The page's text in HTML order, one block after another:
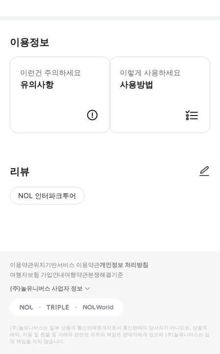
이용정보
이런건 주의하세요
유의사항
일기 예보를 확인하시고 물놀이에 적
이렇게 사용하세요
사용방법
리뷰
NOL 인터파크투어
입니
다.
높
은
순
동
영
상
순
상
이용약관위치기반서비스 이용약관개인정보 처리방침
여행자보험 가입안내여행약관분쟁해결기준
(주)놀유니버스 사업자 정보
NOL Triple Interpark Global
(주)놀유니버스는 일부 상품의 통신판매중개자로서 통신판매의 당사자가 아니므로, 상품의
예약, 이용 및 환불 등 거래와 관련된 의무와 책임은 판매자에게 있으며 (주)놀유니버스는 일
체 책임을 지지 않습니다.